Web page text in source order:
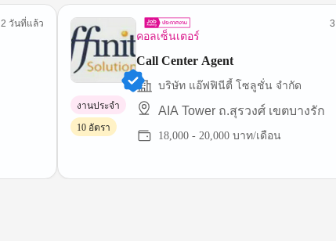
2 วันที่แล้ว
คอลเซ็นเตอร์
Call Center Agent
บริษัท แอ๊ฟฟินีตี้ โซลูชั่น จำกัด
AIA Tower ถ.สุรวงศ์ เขตบางรัก
18,000 - 20,000 บาท/เดือน
งานประจำ
10 อัตรา